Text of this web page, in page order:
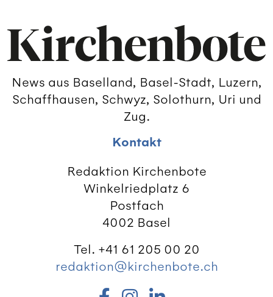
News aus Baselland, Basel-Stadt, Luzern,
Schaffhausen, Schwyz, Solothurn, Uri und
Zug.
Kontakt
Redaktion Kirchenbote
Winkelriedplatz 6
Postfach
4002 Basel
Tel. +41 61 205 00 20
redaktion@kirchenbote.ch